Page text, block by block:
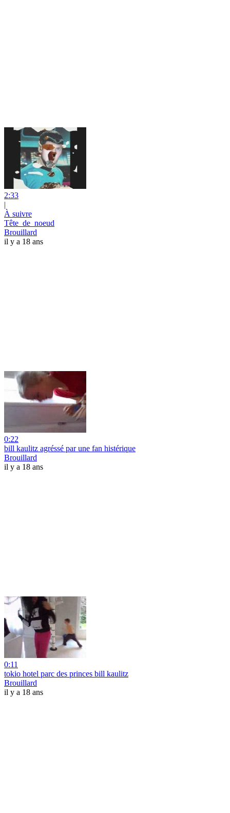
2:33
|
À suivre
Tête_de_noeud
Brouillard
il y a 18 ans
0:22
bill kaulitz agréssé par une fan histérique
Brouillard
il y a 18 ans
0:11
tokio hotel parc des princes bill kaulitz
Brouillard
il y a 18 ans